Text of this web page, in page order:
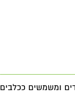
ומשמשים ככלבים